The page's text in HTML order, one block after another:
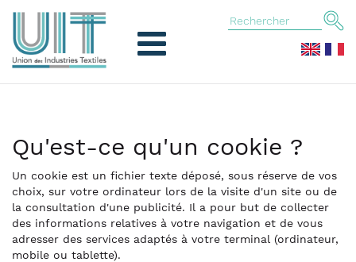
Qu'est-ce qu'un cookie ?
Un cookie est un fichier texte déposé, sous réserve de vos
choix, sur votre ordinateur lors de la visite d'un site ou de
la consultation d'une publicité. Il a pour but de collecter
des informations relatives à votre navigation et de vous
adresser des services adaptés à votre terminal (ordinateur,
mobile ou tablette).